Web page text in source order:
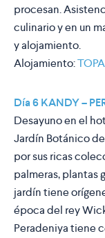
procesan.
culinario y en un
y alojamiento.
Alojamiento:
Día 6 KANDY –
Desayuno en el
Jardín Botánico
por sus ricas
palmeras, plantas
jardín tiene
época del rey
Peradeniya tiene